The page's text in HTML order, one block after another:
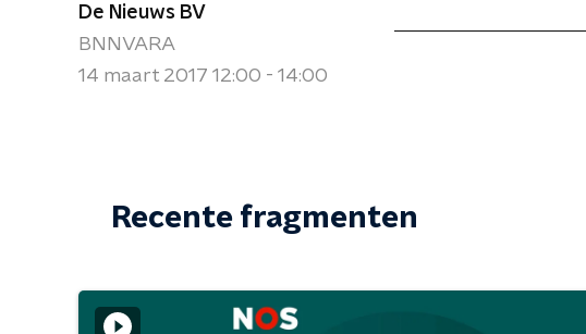
De Nieuws BV
BNNVARA
14 maart 2017 12:00 - 14:00
Recente fragmenten